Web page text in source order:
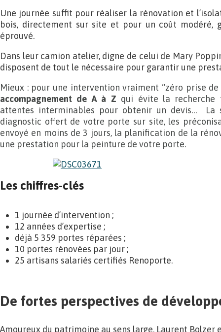
Une journée suffit pour réaliser la rénovation et
bois, directement sur site et pour un coût modéré,
éprouvé.
Dans leur camion atelier, digne de celui de Mary
disposent de tout le nécessaire pour garantir une
Mieux : pour une intervention vraiment “zéro prise
accompagnement de A à Z qui évite la recherche
attentes interminables pour obtenir un devis… La
diagnostic offert de votre porte sur site, les
envoyé en moins de 3 jours, la planification de la
une prestation pour la peinture de votre porte.
Les chiffres-clés
1 journée d’intervention ;
12 années d’expertise ;
déjà 5 359 portes réparées ;
10 portes rénovées par jour ;
25 artisans salariés certifiés Renoporte.
De fortes perspectives de
Amoureux du patrimoine au sens large, Laurent Bolzer